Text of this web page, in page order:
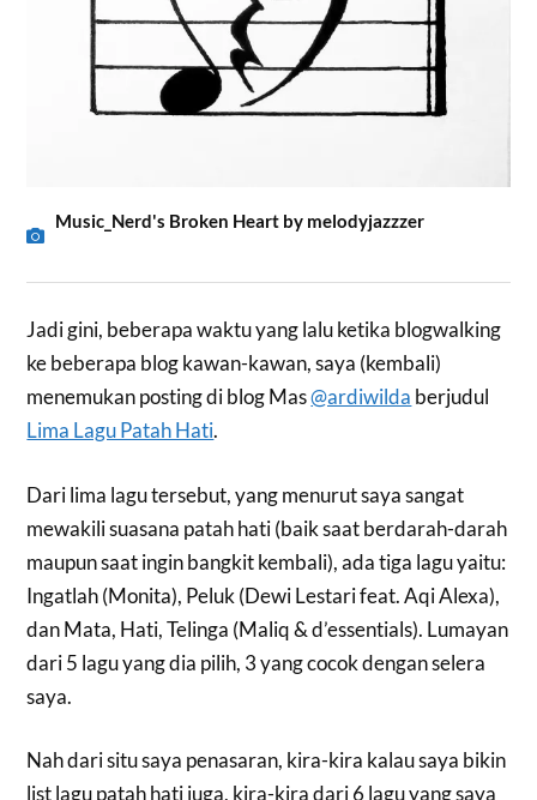
Music_Nerd's Broken Heart by melodyjazzzer
Jadi gini, beberapa waktu yang lalu ketika blogwalking
ke beberapa blog kawan-kawan, saya (kembali)
menemukan posting di blog Mas@ardiwilda berjudul
Lima Lagu Patah Hati.
Dari lima lagu tersebut, yang menurut saya sangat
mewakili suasana patah hati (baik saat berdarah-darah
maupun saat ingin bangkit kembali), ada tiga lagu yaitu:
Ingatlah (Monita), Peluk (Dewi Lestari feat. Aqi Alexa),
dan Mata, Hati, Telinga (Maliq & d’essentials). Lumayan
dari 5 lagu yang dia pilih, 3 yang cocok dengan selera
saya.
Nah dari situ saya penasaran, kira-kira kalau saya bikin
list lagu patah hati juga, kira-kira dari 6 lagu yang saya